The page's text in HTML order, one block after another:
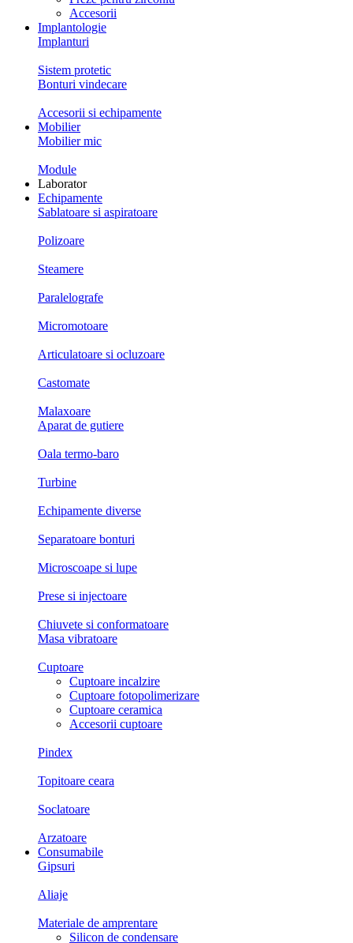
Accesorii
Implantologie
Implanturi
Sistem protetic
Bonturi vindecare
Accesorii si echipamente
Mobilier
Mobilier mic
Module
Laborator
Echipamente
Sablatoare si aspiratoare
Polizoare
Steamere
Paralelografe
Micromotoare
Articulatoare si ocluzoare
Castomate
Malaxoare
Aparat de gutiere
Oala termo-baro
Turbine
Echipamente diverse
Separatoare bonturi
Microscoape si lupe
Prese si injectoare
Chiuvete si conformatoare
Masa vibratoare
Cuptoare
Cuptoare incalzire
Cuptoare fotopolimerizare
Cuptoare ceramica
Accesorii cuptoare
Pindex
Topitoare ceara
Soclatoare
Arzatoare
Consumabile
Gipsuri
Aliaje
Materiale de amprentare
Silicon de condensare